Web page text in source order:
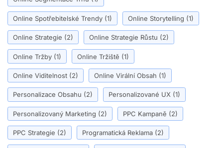
Online Spotřebitelské Trendy (1) Online Storytelling (1)
Online Strategie (2) Online Strategie Růstu (2)
Online Tržby (1) Online Tržiště (1)
Online Viditelnost (2) Online Virální Obsah (1)
Personalizace Obsahu (2) Personalizované UX (1)
Personalizovaný Marketing (2) PPC Kampaně (2)
PPC Strategie (2) Programatická Reklama (2)